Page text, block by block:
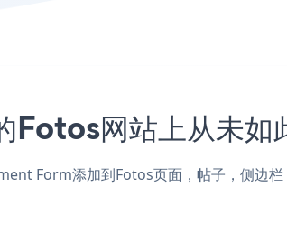
网站上从未如
Form添加到Fotos页面，帖子，侧边栏